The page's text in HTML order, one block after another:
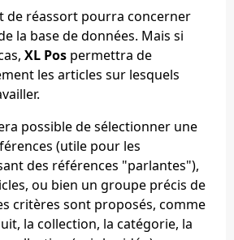
de réassort pourra concerner
la base de données. Mais si
XL Pos permettra de
les articles sur lesquels
possible de sélectionner une
(utile pour les
des références "parlantes"),
ou bien un groupe précis de
critères sont proposés, comme
la collection, la catégorie, la